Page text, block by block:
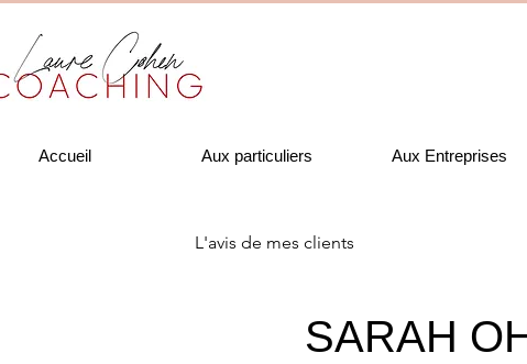
Accueil Aux particuliers Aux Entreprises
L'avis de mes clients
SARAH